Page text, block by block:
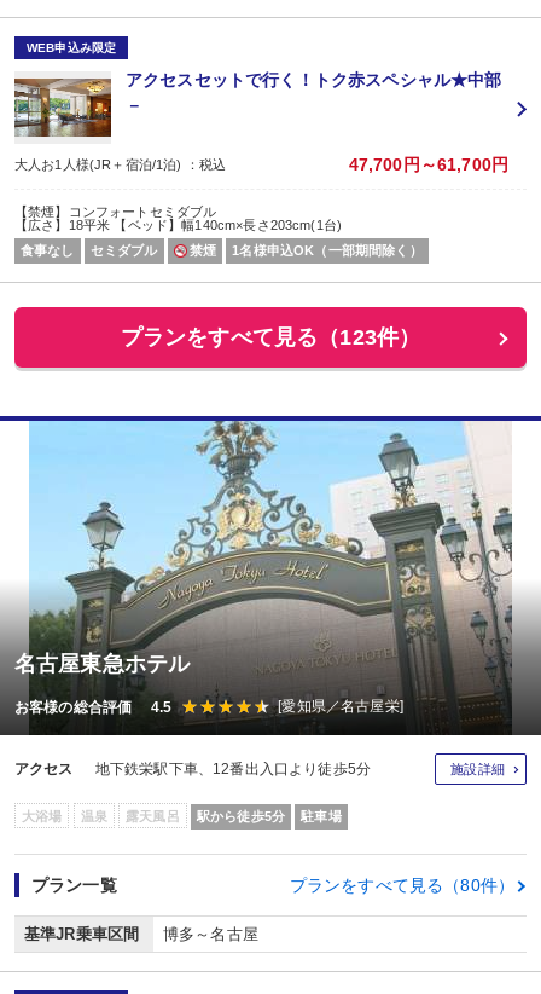
WEB申込み限定
アクセスセットで行く！トク赤スペシャル★中部
－
大人お1人様(JR＋宿泊/1泊) ：税込 47,700円～61,700円
【禁煙】コンフォートセミダブル
【広さ】18平米 【ベッド】幅140cm×長さ203cm(1台)
食事なし
セミダブル 禁煙 1名様申込OK（一部期間除く）
プランをすべて見る（123件）
名古屋東急ホテル
お客様の総合評価 4.5 [愛知県／名古屋栄]
アクセス 地下鉄栄駅下車、12番出入口より徒歩5分 施設詳細
大浴場 温泉 露天風呂 駅から徒歩5分 駐車場
プラン一覧 プランをすべて見る（80件）
基準JR乗車区間 博多～名古屋